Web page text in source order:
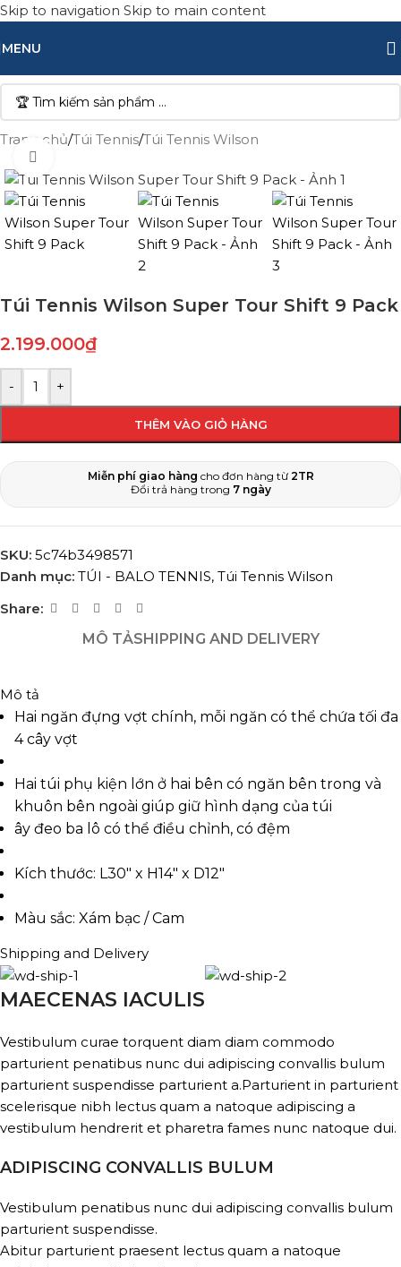
Skip to navigation Skip to main content
MENU
Trang chủ/Túi Tennis/Túi Tennis Wilson
Túi Tennis Wilson Super Tour Shift 9 Pack
2.199.000₫
- +
THÊM VÀO GIỎ HÀNG
Miễn phí giao hàng cho đơn hàng từ 2TR
Đổi trả hàng trong 7 ngày
SKU: 5c74b3498571
Danh mục: TÚI - BALO TENNIS, Túi Tennis Wilson
Share:
MÔ TẢSHIPPING AND DELIVERY
Mô tả
Hai ngăn đựng vợt chính, mỗi ngăn có thể chứa tối đa
4 cây vợt
Hai túi phụ kiện lớn ở hai bên có ngăn bên trong và
khuôn bên ngoài giúp giữ hình dạng của túi
ây đeo ba lô có thể điều chỉnh, có đệm
Kích thước: L30″ x H14″ x D12″
Màu sắc: Xám bạc / Cam
Shipping and Delivery
MAECENAS IACULIS
Vestibulum curae torquent diam diam commodo
parturient penatibus nunc dui adipiscing convallis bulum
parturient suspendisse parturient a.Parturient in parturient
scelerisque nibh lectus quam a natoque adipiscing a
vestibulum hendrerit et pharetra fames nunc natoque dui.
ADIPISCING CONVALLIS BULUM
Vestibulum penatibus nunc dui adipiscing convallis bulum
parturient suspendisse.
Abitur parturient praesent lectus quam a natoque